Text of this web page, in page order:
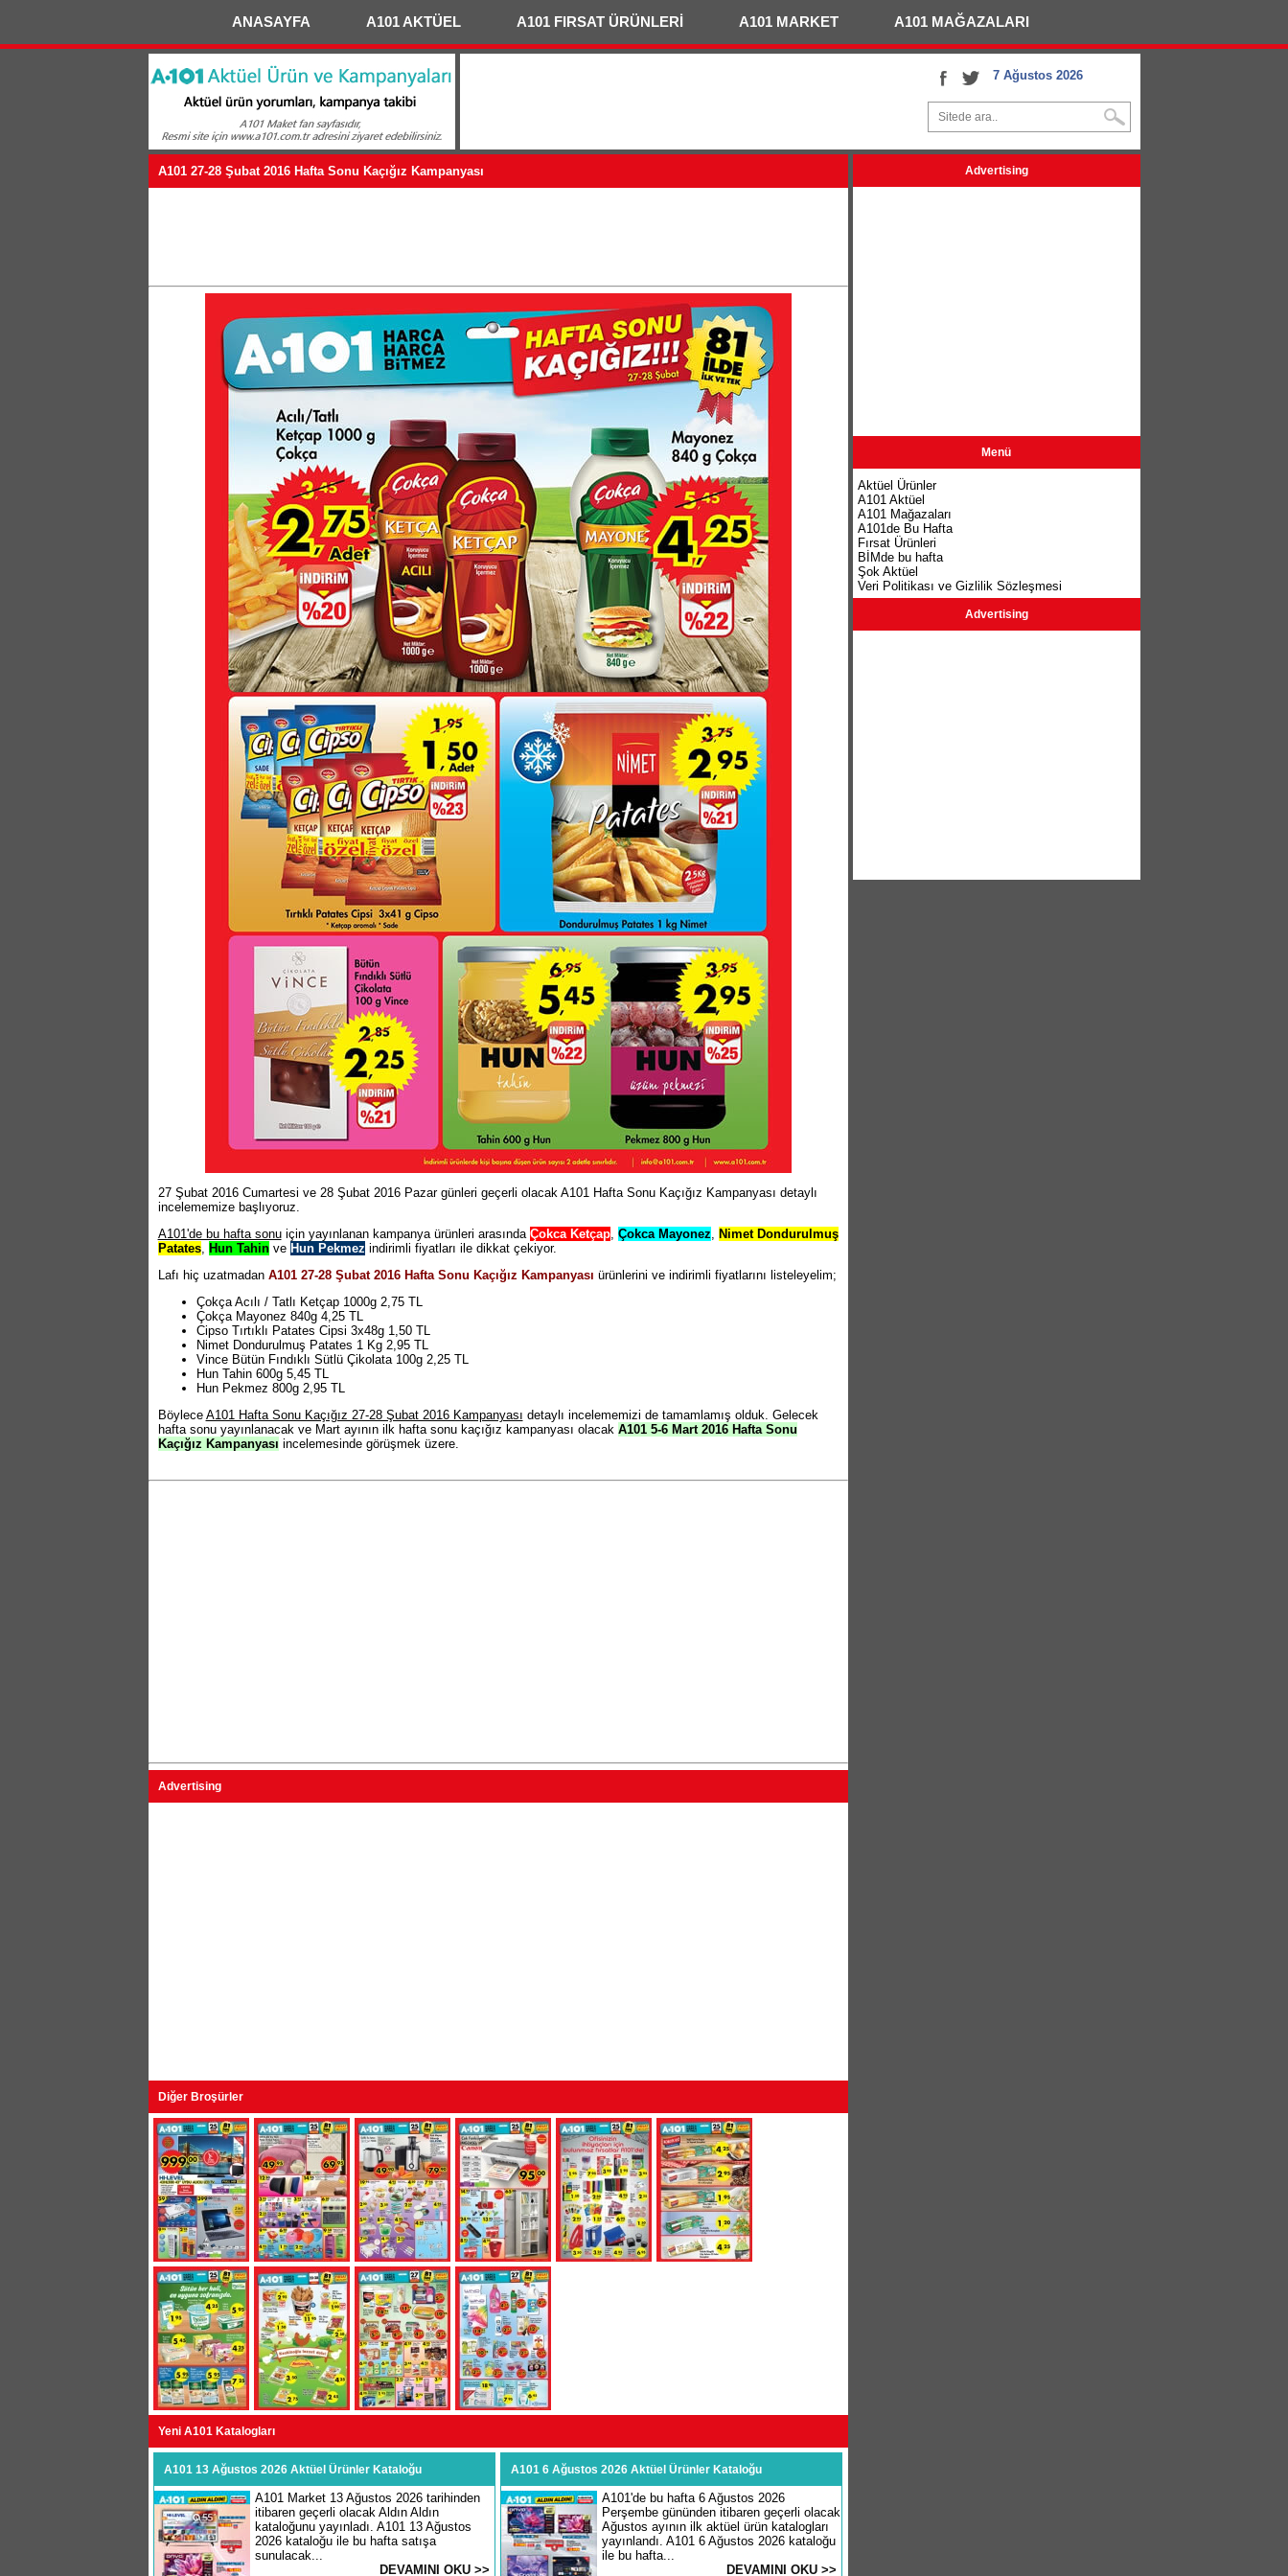
ANASAYFA A101 AKTÜEL A101 FIRSAT ÜRÜNLERİ A101 MARKET A101 MAĞAZALARI
7 Ağustos 2026
A101 27-28 Şubat 2016 Hafta Sonu Kaçığız Kampanyası
27 Şubat 2016 Cumartesi ve 28 Şubat 2016 Pazar günleri geçerli olacak A101 Hafta Sonu Kaçığız Kampanyası detaylı
incelememize başlıyoruz.
A101'de bu hafta sonuiçin yayınlanan kampanya ürünleri arasında Çokca Ketçap, Çokca Mayonez, Nimet Dondurulmuş
Patates, Hun Tahinve Hun Pekmez indirimli fiyatları ile dikkat çekiyor.
Lafı hiç uzatmadan A101 27-28 Şubat 2016 Hafta Sonu Kaçığız Kampanyası ürünlerini ve indirimli fiyatlarını listeleyelim;
Çokça Acılı / Tatlı Ketçap 1000g 2,75 TL
Çokça Mayonez 840g 4,25 TL
Cipso Tırtıklı Patates Cipsi 3x48g 1,50 TL
Nimet Dondurulmuş Patates 1 Kg 2,95 TL
Vince Bütün Fındıklı Sütlü Çikolata 100g 2,25 TL
Hun Tahin 600g 5,45 TL
Hun Pekmez 800g 2,95 TL
Böylece A101 Hafta Sonu Kaçığız 27-28 Şubat 2016 Kampanyası detaylı incelememizi de tamamlamış olduk. Gelecek
hafta sonu yayınlanacak ve Mart ayının ilk hafta sonu kaçığız kampanyası olacak A101 5-6 Mart 2016 Hafta Sonu
Kaçığız Kampanyası incelemesinde görüşmek üzere.
Advertising
Diğer Broşürler
Yeni A101 Katalogları
A101 13 Ağustos 2026 Aktüel Ürünler Kataloğu
A101 Market 13 Ağustos 2026 tarihinden
itibaren geçerli olacak Aldın Aldın
kataloğunu yayınladı. A101 13 Ağustos
2026 kataloğu ile bu hafta satışa
sunulacak...
DEVAMINI OKU >>
A101 6 Ağustos 2026 Aktüel Ürünler Kataloğu
A101'de bu hafta 6 Ağustos 2026
Perşembe gününden itibaren geçerli olacak
Ağustos ayının ilk aktüel ürün katalogları
yayınlandı. A101 6 Ağustos 2026 kataloğu
ile bu hafta...
DEVAMINI OKU >>
Advertising
Menü
Aktüel Ürünler
A101 Aktüel
A101 Mağazaları
A101de Bu Hafta
Fırsat Ürünleri
BİMde bu hafta
Şok Aktüel
Veri Politikası ve Gizlilik Sözleşmesi
Advertising